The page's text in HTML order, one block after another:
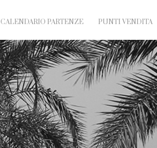
CALENDARIO PARTENZE PUNTI VENDITA